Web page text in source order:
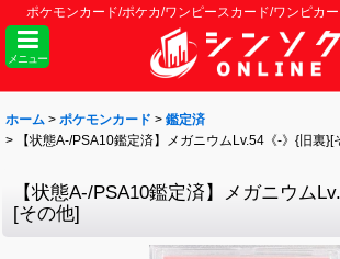
ポケモンカード/ポケカ/ワンピースカード/ワンピカ
メニュー
ホーム > ポケモンカード > 鑑定済
>
【状態A-/PSA10鑑定済】メガニウムLv.54《-》{旧裏}[
【状態A-/PSA10鑑定済】メガニウム
[その他]